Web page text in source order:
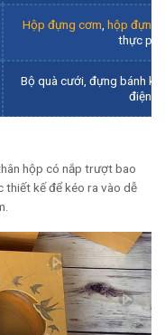
Hộp đựng cơm,hộp đựng
thực
Bộ quà cưới, đựng bánh
điện
hộp có nắp trượt bao
thiết kế để kéo ra vào dễ